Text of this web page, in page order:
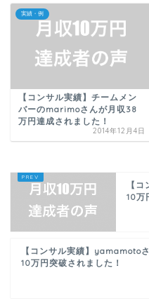
実績・例
【コンサル実績】チームメン
バーのmarimoさんが月収38
万円達成されました！
2014年12月4日
【
10万
【コンサル実績】yamamoto
10万円突破されました！